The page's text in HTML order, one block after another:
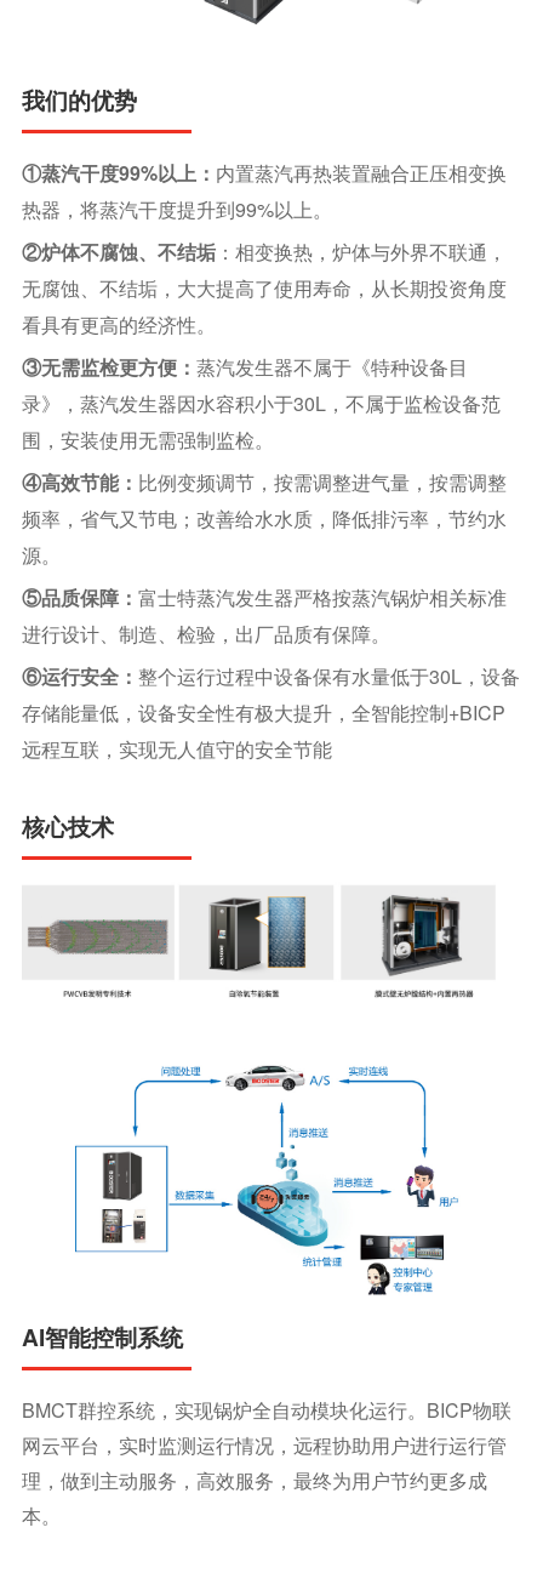
我们的优势
①蒸汽干度99%以上： 内置蒸汽再热装置融合正压相变换
热器，将蒸汽干度提升到 99%以上。
②炉体不腐蚀、不结垢：相变换热，炉体与外界不联通，
无腐蚀、不结垢，大大提高了使用寿命，从长期投资角度
看具有更高的经济性。
③无需监检更方便： 蒸汽发生器不属于《特种设备目
录》，蒸汽发生器因水容积小于30L，不属于监检设备范
围，安装使用无需强制监检。
④高效节能： 比例变频调节，按需调整进气量，按需调整
频率，省气又节电；改善给水水质，降低排污率，节约水
源。
⑤品质保障： 富士特蒸汽发生器严格按蒸汽锅炉相关标准
进行设计、制造、检验，出厂品质有保障。
⑥运行安全： 整个运行过程中设备保有水量低于30L，设备
存储能量低，设备安全性有极大提升，全智能控制 +BICP
远程互联，实现无人值守的安全节能
核心技术
AI智能控制系统
BMCT群控系统，实现锅炉全自动模块化运行。BICP物联
网云平台，实时监测运行情况，远程协助用户进行运行管
理，做到主动服务，高效服务，最终为用户节约更多成
本。